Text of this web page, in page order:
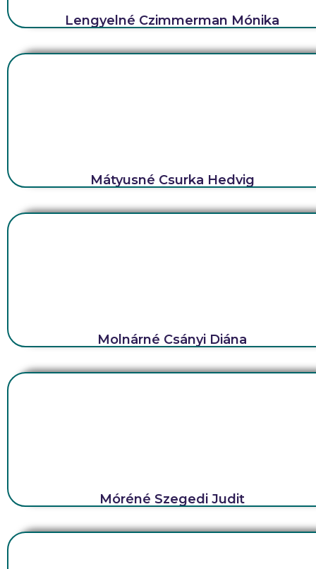
Lengyelné Czimmerman Mónika
Mátyusné Csurka Hedvig
Molnárné Csányi Diána
Móréné Szegedi Judit